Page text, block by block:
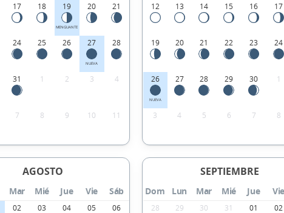
17 18 19
MENGUANTE
20 21
24 25 26 27
NUEVA
28
31 1 2 3 4
7 8 9 10 11
12 13 14 15 16 17
19 20 21 22 23 24
26
NUEVA
27 28 29 30 1
3 4 5 6 7 8
AGOSTO
Mar Mié Jue Vie Sáb
02 03 04 05 06
SEPTIEMBRE
Dom Lun Mar Mié Jue Vie
28 29 30 31 01 02